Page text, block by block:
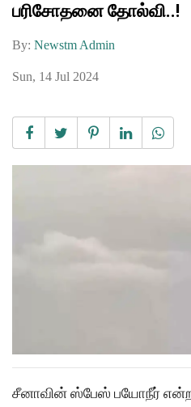
பரிசோதனை தோல்வி..!
By: Newstm Admin
Sun, 14 Jul 2024
சீனாவின் ஸ்பேஸ் பயோநீர் என்ற